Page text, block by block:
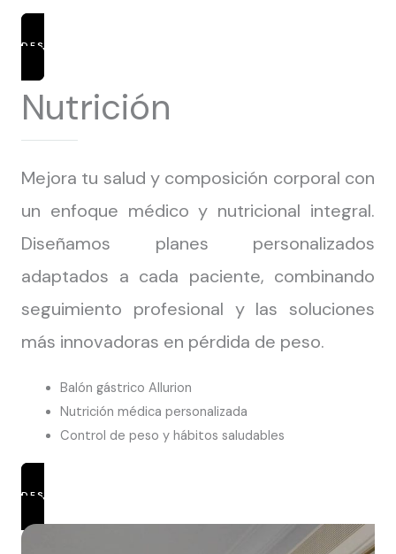
DESCUBRIR TRATAMIENTOS
Nutrición
Mejora tu salud y composición corporal con
un enfoque médico y nutricional integral.
Diseñamos planes personalizados
adaptados a cada paciente, combinando
seguimiento profesional y las soluciones
más innovadoras en pérdida de peso.
Balón gástrico Allurion
Nutrición médica personalizada
Control de peso y hábitos saludables
DESCUBRIR TRATAMIENTOS